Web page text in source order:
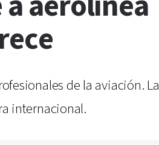
de la aviación. La
internacional.